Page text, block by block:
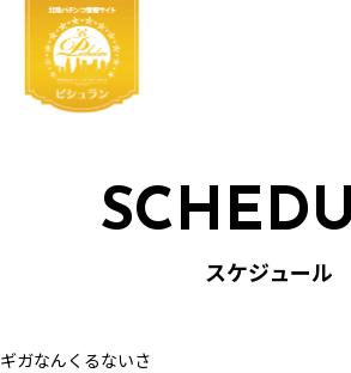
スケジュール
ギガなんくるないさ